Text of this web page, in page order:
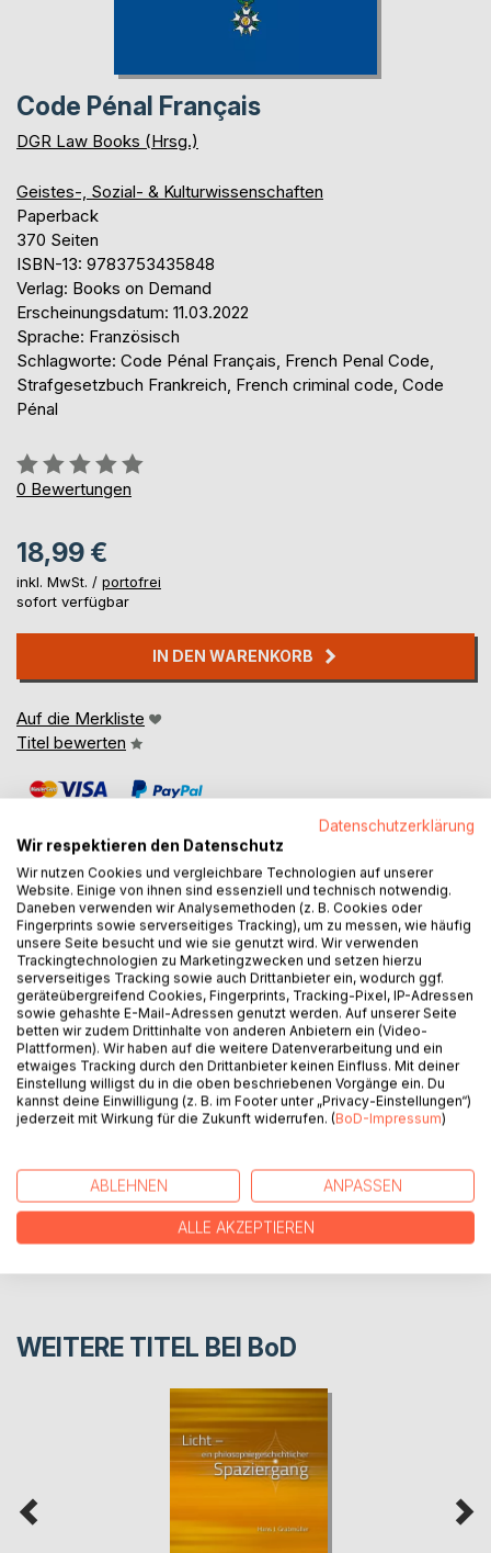
Code Pénal Français
DGR Law Books (Hrsg.)
Geistes-, Sozial- & Kulturwissenschaften
Paperback
370 Seiten
ISBN-13: 9783753435848
Verlag: Books on Demand
Erscheinungsdatum: 11.03.2022
Sprache: Französisch
Schlagworte: Code Pénal Français, French Penal Code,
Strafgesetzbuch Frankreich, French criminal code, Code
Pénal
Bewertung::
0%
0 Bewertungen
18,99 €
inkl. MwSt. / portofrei
sofort verfügbar
IN DEN WARENKORB
Auf die Merkliste
Titel bewerten
BESCHREIBUNG
Le livre contient le Code pénal français en langue
française. La dernière modification législative prise en
compte dans ce livre fut le 1er mars 2022.
AUTOR/IN
REZENSIONEN
WEITERE TITEL BEI BoD
Datenschutzerklärung
Wir respektieren den Datenschutz
Wir nutzen Cookies und vergleichbare Technologien auf unserer
Website. Einige von ihnen sind essenziell und technisch notwendig.
Daneben verwenden wir Analysemethoden (z. B. Cookies oder
Fingerprints sowie serverseitiges Tracking), um zu messen, wie häufig
unsere Seite besucht und wie sie genutzt wird. Wir verwenden
Trackingtechnologien zu Marketingzwecken und setzen hierzu
serverseitiges Tracking sowie auch Drittanbieter ein, wodurch ggf.
geräteübergreifend Cookies, Fingerprints, Tracking-Pixel, IP-Adressen
sowie gehashte E-Mail-Adressen genutzt werden. Auf unserer Seite
betten wir zudem Drittinhalte von anderen Anbietern ein (Video-
Plattformen). Wir haben auf die weitere Datenverarbeitung und ein
etwaiges Tracking durch den Drittanbieter keinen Einfluss. Mit deiner
Einstellung willigst du in die oben beschriebenen Vorgänge ein. Du
kannst deine Einwilligung (z. B. im Footer unter „Privacy-Einstellungen“)
jederzeit mit Wirkung für die Zukunft widerrufen. (BoD-Impressum)
ABLEHNEN ANPASSEN
ALLE AKZEPTIEREN